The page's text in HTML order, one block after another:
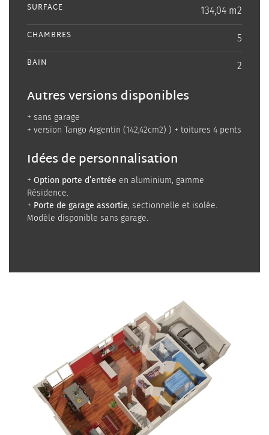
SURFACE 134,04 m2
CHAMBRES 5
BAIN 2
Autres versions disponibles
+ sans garage
+ version Tango Argentin (142,42cm2) ) + toitures 4 pents
Idées de personnalisation
+ Option porte d’entrée en aluminium, gamme
Résidence.
+ Porte de garage assortie, sectionnelle et isolée.
Modèle disponible sans garage.